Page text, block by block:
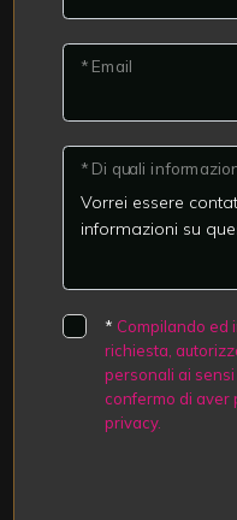
* Email
* Di quali
* Compilando ed
richiesta,
personali ai
confermo di aver
privacy.